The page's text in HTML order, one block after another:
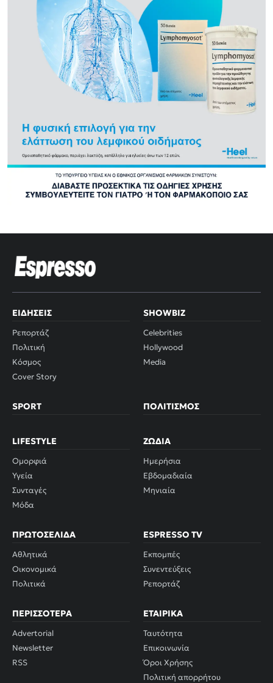
ΕΙΔΉΣΕΙΣ
Ρεπορτάζ
Πολιτική
Κόσμος
Cover Story
SHOWBIZ
Celebrities
Hollywood
Media
SPORT ΠΟΛΙΤΙΣΜΌΣ
LIFESTYLE
Ομορφιά
Υγεία
Συνταγές
Μόδα
ΖΏΔΙΑ
Ημερήσια
Εβδομαδιαία
Μηνιαία
ΠΡΩΤΟΣΈΛΙΔΑ
Αθλητικά
Οικονομικά
Πολιτικά
ESPRESSO TV
Εκπομπές
Συνεντεύξεις
Ρεπορτάζ
ΠΕΡΙΣΣΌΤΕΡΑ
Advertorial
Newsletter
RSS
ΕΤΑΙΡΙΚΆ
Ταυτότητα
Επικοινωνία
Όροι Χρήσης
Πολιτική απορρήτου